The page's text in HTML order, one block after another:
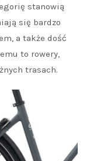
stanowią
się bardzo
a także dość
to rowery,
trasach.